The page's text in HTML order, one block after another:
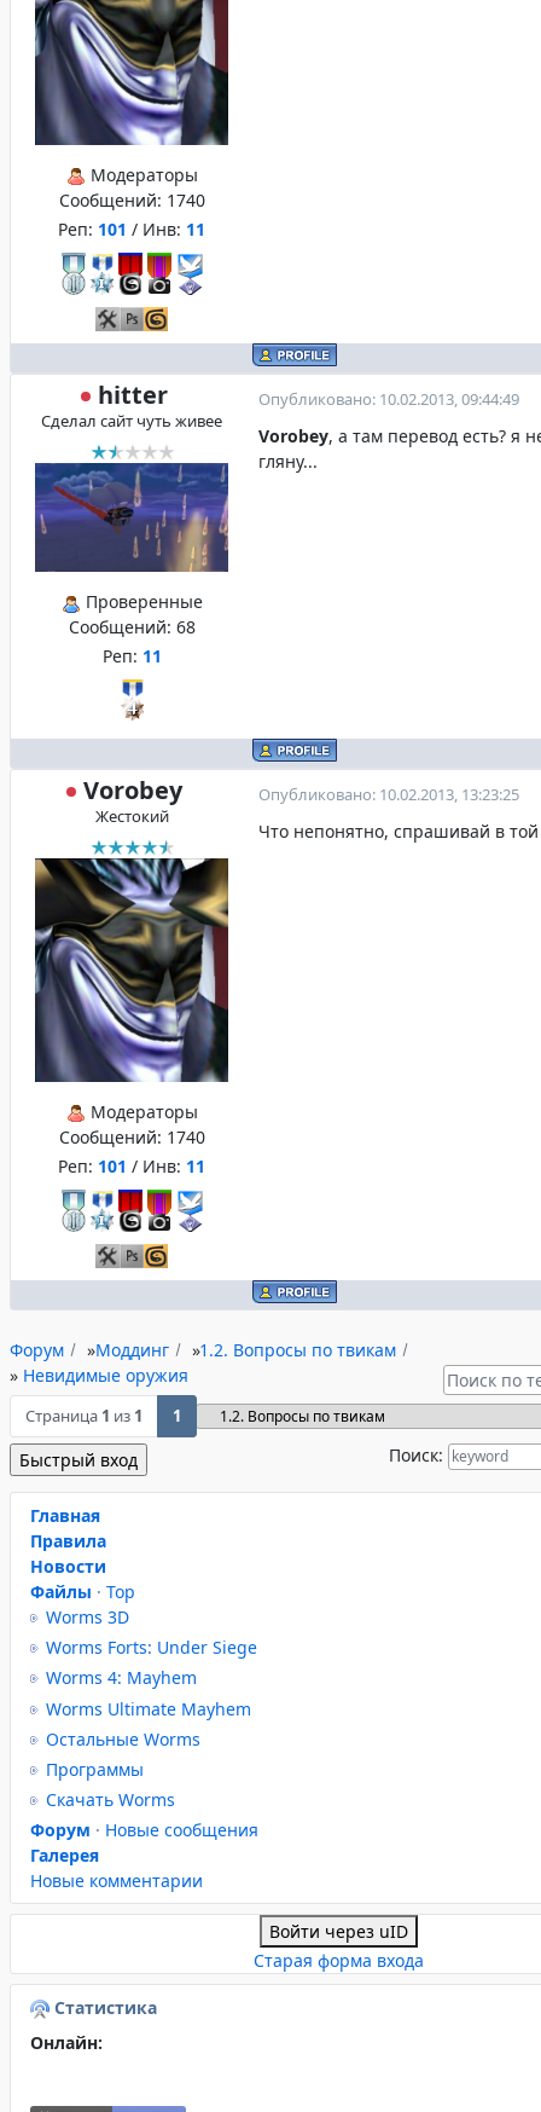
Модераторы
Сообщений: 1740
Реп: 101 / Инв: 11
hitter
Сделал сайт чуть живее
Проверенные
Сообщений: 68
Реп: 11
Опубликовано: 10.02.2013, 09:44:49
Vorobey, а там перевод есть? я
гляну...
Vorobey
Жестокий
Модераторы
Сообщений: 1740
Реп: 101 / Инв: 11
Опубликовано: 10.02.2013, 13:23:25
Что непонятно, спрашивай в
Форум »Моддинг »1.2. Вопросы по твикам
» Невидимые оружия
Страница 1 из 1 1
Поиск:
Главная
Правила
Новости
Файлы · Top
Worms 3D
Worms Forts: Under Siege
Worms 4: Mayhem
Worms Ultimate Mayhem
Остальные Worms
Программы
Скачать Worms
Форум · Новые сообщения
Галерея
Новые комментарии
Войти через uID
Старая форма входа
Статистика
Онлайн: